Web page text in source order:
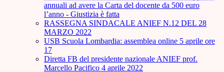
annuali ad avere la Carta del docente da 500 euro
l’anno - Giustizia è fatta
RASSEGNA SINDACALE ANIEF N.12 DEL 28
MARZO 2022
USB Scuola Lombardia: assemblea online 5 aprile ore
17
Diretta FB del presidente nazionale ANIEF prof.
Marcello Pacifico 4 aprile 2022